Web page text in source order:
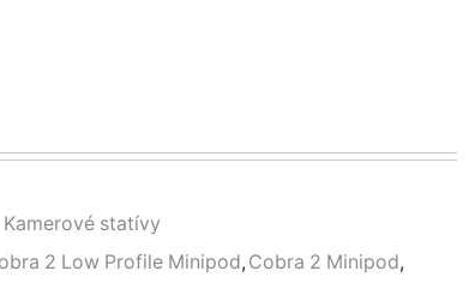
Kamerové statívy
2 Low Profile Minipod, Cobra 2 Minipod,